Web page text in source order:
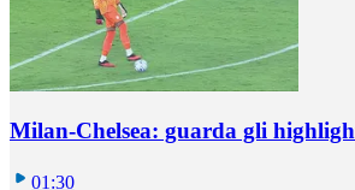
Milan-Chelsea: guarda gli
01:30